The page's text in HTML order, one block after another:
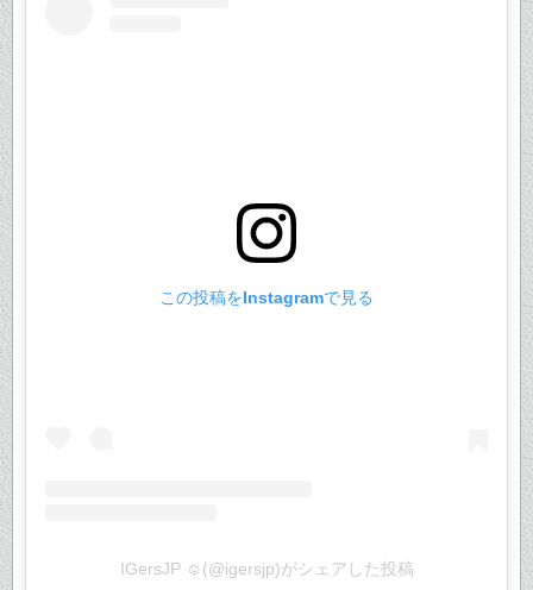
この投稿をInstagramで見る
IGersJP ☺︎(@igersjp)がシェアした投稿